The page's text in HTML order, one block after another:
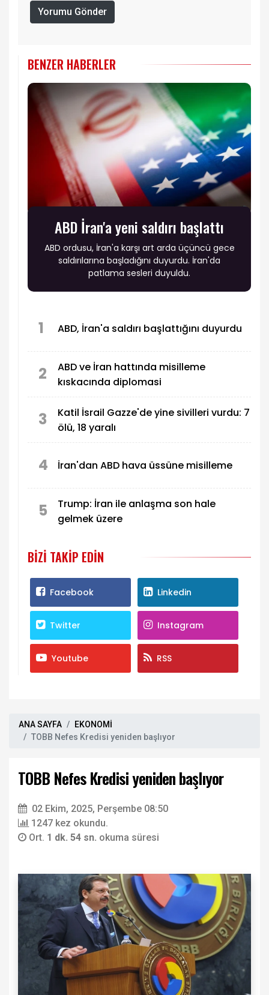
Yorumu Gönder
BENZER HABERLER
ABD İran'a yeni saldırı başlattı
ABD ordusu, İran'a karşı art arda üçüncü gece
saldırılarına başladığını duyurdu. İran'da
patlama sesleri duyuldu.
1 ABD, İran'a saldırı başlattığını duyurdu
2
ABD ve İran hattında misilleme
kıskacında diplomasi
3
Katil İsrail Gazze'de yine sivilleri vurdu: 7
ölü, 18 yaralı
4 İran'dan ABD hava üssüne misilleme
5
Trump: İran ile anlaşma son hale
gelmek üzere
BIZI TAKIP EDIN
Facebook Linkedin
Twitter Instagram
Youtube RSS
ANA SAYFA
EKONOMİ
TOBB Nefes Kredisi yeniden başlıyor
TOBB Nefes Kredisi yeniden başlıyor
02 Ekim, 2025, Perşembe 08:50
1247 kez okundu.
Ort. 1 dk. 54 sn. okuma süresi